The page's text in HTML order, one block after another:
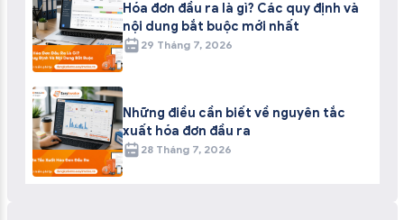
Hóa đơn đầu ra là gì? Các quy định và
nội dung bắt buộc mới nhất
29 Tháng 7, 2026
Những điều cần biết về nguyên tắc
xuất hóa đơn đầu ra
28 Tháng 7, 2026